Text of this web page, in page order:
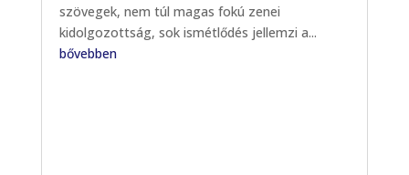
szövegek, nem túl magas fokú zenei
kidolgozottság, sok ismétlődés jellemzi a...
bővebben